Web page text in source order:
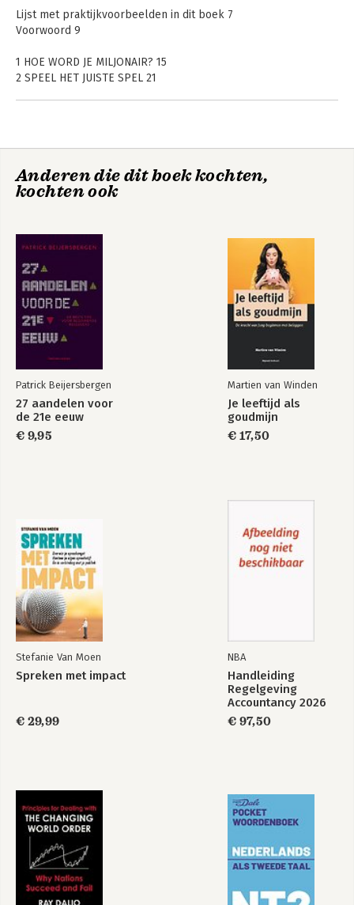
selecteren als een
Pro
selecteren als een
Lijst met praktijkvoorbeelden in dit boek 7
Voorwoord 9
1 HOE WORD JE MILJONAIR? 15
2 SPEEL HET JUISTE SPEL 21
8 HOE WAARDEER JE EEN AANDEEL? 135
9 GROEIAANDELEN ANALYSEREN 145
12 WANNEER VERKOOP JE EEN AANDEEL? 187
Checklist 189
Nawoord 194
Bronnen 195
Anderen die dit boek kochten,
kochten ook
Patrick Beijersbergen
27 aandelen voor
de 21e eeuw
€ 9,95
Martien van Winden
Je leeftijd als
goudmijn
€ 17,50
Stefanie Van Moen
Spreken met impact
€ 29,99
NBA
Handleiding
Regelgeving
Accountancy 2026
€ 97,50